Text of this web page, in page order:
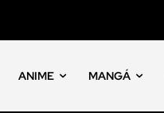
ANIME MANGÁ